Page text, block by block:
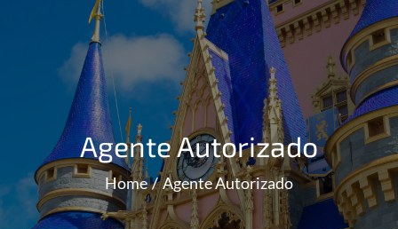
Agente Autorizado
Home Agente Autorizado